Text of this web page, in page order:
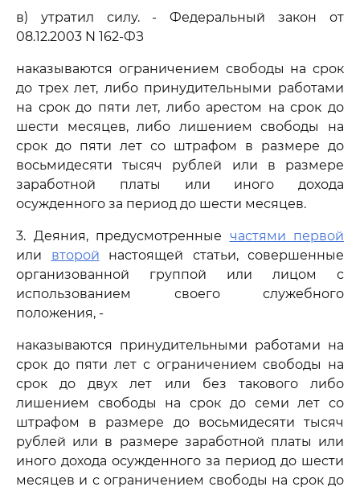
в) утратил силу. - Федеральный закон от
08.12.2003 N 162-ФЗ
наказываются ограничением свободы на срок
до трех лет, либо принудительными работами
на срок до пяти лет, либо арестом на срок до
шести месяцев, либо лишением свободы на
срок до пяти лет со штрафом в размере до
восьмидесяти тысяч рублей или в размере
заработной платы или иного дохода
осужденного за период до шести месяцев.
3. Деяния, предусмотренные частями первой
или второй настоящей статьи, совершенные
организованной группой или лицом с
использованием своего служебного
положения, -
наказываются принудительными работами на
срок до пяти лет с ограничением свободы на
срок до двух лет или без такового либо
лишением свободы на срок до семи лет со
штрафом в размере до восьмидесяти тысяч
рублей или в размере заработной платы или
иного дохода осужденного за период до шести
месяцев и с ограничением свободы на срок до